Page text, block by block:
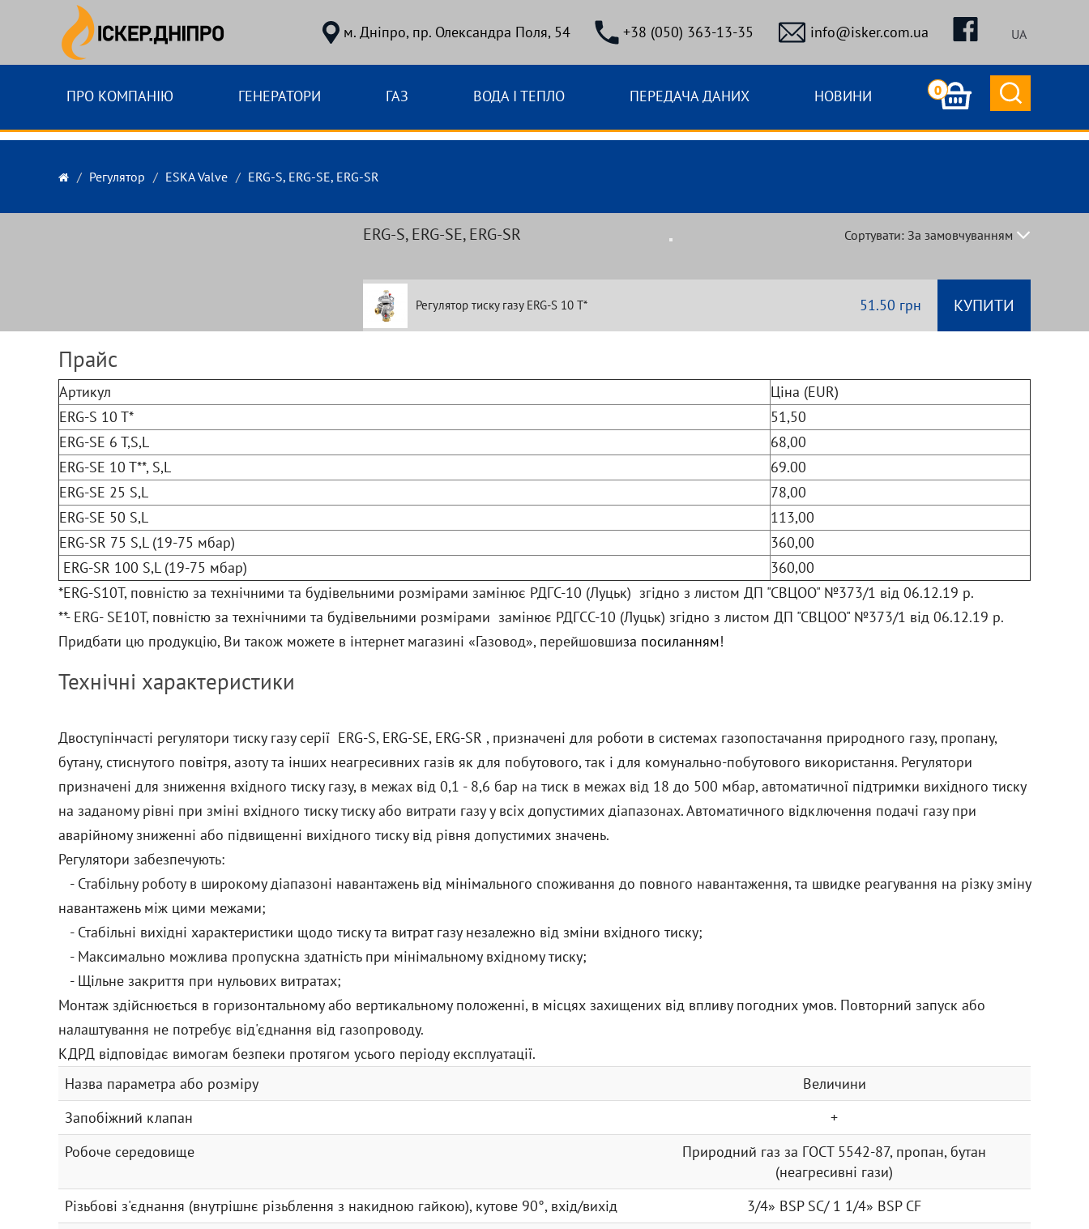
м. Дніпро, пр. Олександра Поля, 54 +38 (050) 363-13-35 info@isker.com.ua UA
ПРО КОМПАНІЮ ГЕНЕРАТОРИ ГАЗ ВОДА І ТЕПЛО ПЕРЕДАЧА ДАНИХ НОВИНИ 0
Регулятор ESKA Valve ERG-S, ERG-SE, ERG-SR
ERG-S, ERG-SE, ERG-SR Сортувати: За замовчуванням
Назва (Я - А)
Ціна (висока > низька)
Рейтинг (починаючи з
Рейтинг (починаючи з
Модель (Я - А)
Регулятор тиску газу ERG-S 10 T* 51.50 грн КУПИТИ
Прайс
Артикул
Ціна (EUR)
ERG-S 10 T*
51,50
ERG-SE 6 T,S,L
68,00
ERG-SE 10 T**, S,L
69.00
ERG-SE 25 S,L
78,00
ERG-SE 50 S,L
113,00
ERG-SR 75 S,L (19-75 мбар)
360,00
ERG-SR 100 S,L (19-75 мбар)
360,00
*ERG-S10T, повністю за технічними та будівельними розмірами замінює РДГС-10 (Луцьк) згідно з листом ДП "СВЦОО" №373/1 від 06.12.19 р.
**- ERG- SЕ10T, повністю за технічними та будівельними розмірами замінює РДГСС-10 (Луцьк) згідно з листом ДП "СВЦОО" №373/1 від 06.12.19 р.
Придбати цю продукцію, Ви також можете в інтернет магазині «Газовод», перейшовшиза посиланням!
Технічні характеристики
Двоступінчасті регулятори тиску газу серії ERG-S, ERG-SE, ERG-SR , призначені для роботи в системах газопостачання природного газу, пропану,
бутану, стиснутого повітря, азоту та інших неагресивних газів як для побутового, так і для комунально-побутового використання. Регулятори
призначені для зниження вхідного тиску газу, в межах від 0,1 - 8,6 бар на тиск в межах від 18 до 500 мбар, автоматичної підтримки вихідного тиску
на заданому рівні при зміні вхідного тиску тиску або витрати газу у всіх допустимих діапазонах. Автоматичного відключення подачі газу при
аварійному зниженні або підвищенні вихідного тиску від рівня допустимих значень.
Регулятори забезпечують:
- Стабільну роботу в широкому діапазоні навантажень від мінімального споживання до повного навантаження, та швидке реагування на різку зміну
навантажень між цими межами;
- Стабільні вихідні характеристики щодо тиску та витрат газу незалежно від зміни вхідного тиску;
- Максимально можлива пропускна здатність при мінімальному вхідному тиску;
- Щільне закриття при нульових витратах;
Монтаж здійснюється в горизонтальному або вертикальному положенні, в місцях захищених від впливу погодних умов. Повторний запуск або
налаштування не потребує від'єднання від газопроводу.
КДРД відповідає вимогам безпеки протягом усього періоду експлуатації.
Назва параметра або розміру
Величини
Запобіжний клапан
+
Робоче середовище
Природний газ за ГОСТ 5542-87, пропан, бутан
(неагресивні гази)
Різьбові з'єднання (внутрішнє різьблення з накидною гайкою), кутове 90°, вхід/вихід
3/4» ВSР SС/ 1 1/4» ВSР СF